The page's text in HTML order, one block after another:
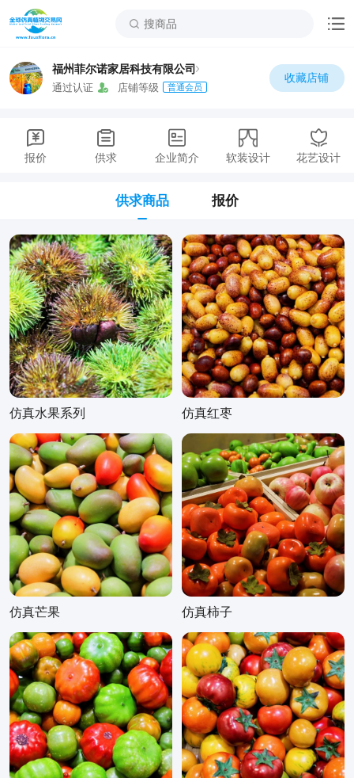
福州菲尔诺家居科技有限公司
通过认证 店铺等级 普通会员
收藏店铺
报价 供求 企业简介 软装设计 花艺设计
供求商品 报价
仿真水果系列 仿真红枣
仿真芒果 仿真柿子